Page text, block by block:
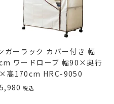
ガーラック カバー付き 幅
ワードローブ 幅90×奥行
高170cm HRC-9050